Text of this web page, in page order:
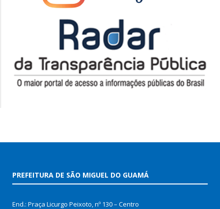
PREFEITURA DE SÃO MIGUEL DO GUAMÁ
End.: Praça Licurgo Peixoto, nº 130 – Centro